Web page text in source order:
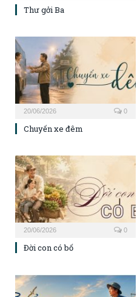
Thư gởi Ba
20/06/2026 0
Chuyến xe đêm
20/06/2026 0
Đời con có bố